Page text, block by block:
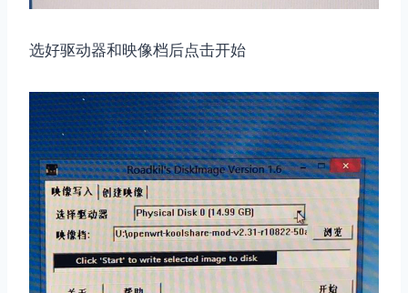
选好驱动器和映像档后点击开始